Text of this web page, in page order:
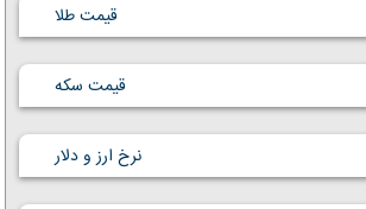
قیمت طلا
قیمت سکه
نرخ ارز و دلار